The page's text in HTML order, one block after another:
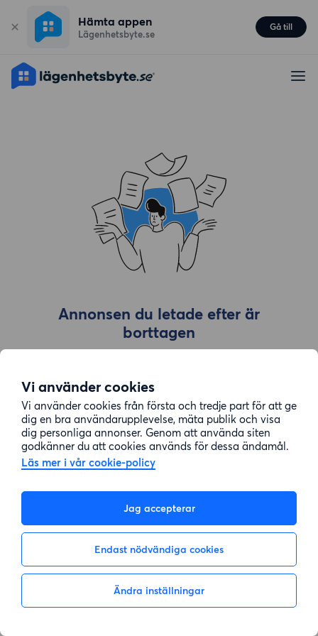
Vi använder cookies
Vi använder cookies från första och tredje part för att ge
dig en bra användarupplevelse, mäta publik och visa
dig personliga annonser. Genom att använda siten
godkänner du att cookies används för dessa ändamål.
Läs mer i vår cookie-policy
Jag accepterar
Endast nödvändiga cookies
Ändra inställningar
Hämta appen
Lägenhetsbyte.se
Gå till
Annonsen du letade efter är
borttagen
Gå till sök